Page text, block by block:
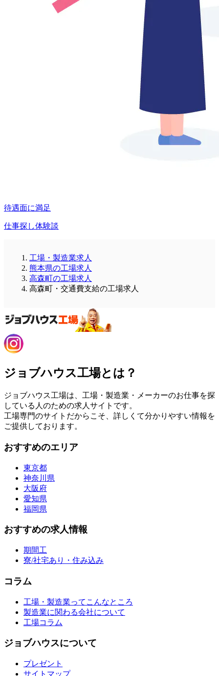
待遇面に満足
仕事探し体験談
工場・製造業求人
熊本県の工場求人
高森町の工場求人
高森町・交通費支給の工場求人
ジョブハウス工場とは？
ジョブハウス工場は、工場・製造業・メーカーのお仕事を探
している人のための求人サイトです。
工場専門のサイトだからこそ、詳しくて分かりやすい情報を
ご提供しております。
おすすめのエリア
東京都
神奈川県
大阪府
愛知県
福岡県
おすすめの求人情報
期間工
寮/社宅あり・住み込み
コラム
工場・製造業ってこんなところ
製造業に関わる会社について
工場コラム
ジョブハウスについて
プレゼント
サイトマップ